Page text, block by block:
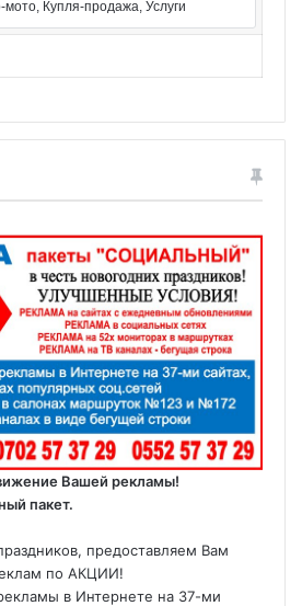
Купля-продажа, Услуги
Вашей рекламы!
пакет.
предоставляем Вам
по АКЦИИ!
в Интернете на 37-ми